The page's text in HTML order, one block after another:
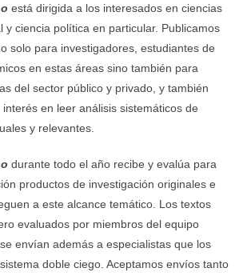
está dirigida a los interesados en ciencias
y ciencia política en particular. Publicamos
solo para investigadores, estudiantes de
en estas áreas sino también para
del sector público y privado, y también
en leer análisis sistemáticos de
y relevantes.
durante todo el año recibe y evalúa para
productos de investigación originales e
a este alcance temático. Los textos
evaluados por miembros del equipo
envían además a especialistas que los
doble ciego. Aceptamos envíos tanto